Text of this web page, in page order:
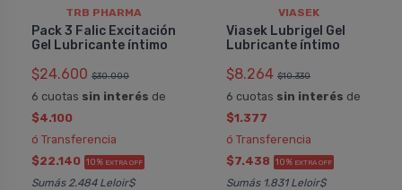
TRB PHARMA
Pack 3 Falic Excitación
Gel Lubricante í­ntimo
$24.600 $30.000
6 cuotas sin interés de
$4.100
ó Transferencia
$22.140 10% EXTRA OFF
Sumás 2.484 Leloir$
VIASEK
Viasek Lubrigel Gel
Lubricante íntimo
$8.264 $10.330
6 cuotas sin interés de
$1.377
ó Transferencia
$7.438 10% EXTRA OFF
Sumás 1.831 Leloir$